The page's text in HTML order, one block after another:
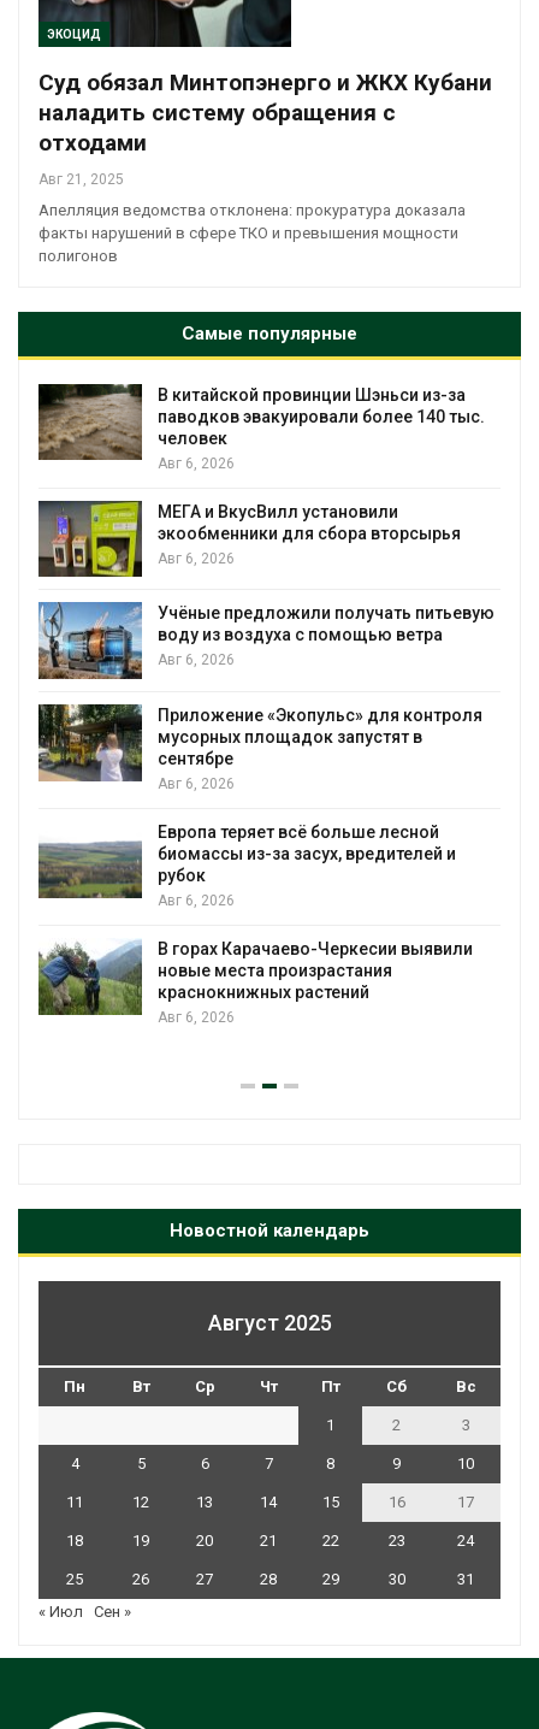
ЭКОЦИД
Суд обязал Минтопэнерго и ЖКХ Кубани
наладить систему обращения с
отходами
Авг 21, 2025
Апелляция ведомства отклонена: прокуратура доказала
факты нарушений в сфере ТКО и превышения мощности
полигонов
Самые популярные
Учёные научили салат производить
«животный» белок для растительного
мяса
Авг 6, 2026
Засуха в Индонезии увеличила
производство соли почти в 20 раз
Авг 6, 2026
В пяти странах Амазонии задержали
более 800 человек в ходе операции
против экологических преступлений
Новый порядок расчёта нарушений квот
на промышленные выбросы может
появиться в ближайшее время
В Ирбите начнут расчистку Ницы после
рекордного дождевого паводка
Авг 6, 2026
В Домодедове ликвидируют
последствия разлива химикатов после
пожара на складе
Авг 6, 2026
Новостной календарь
Август 2025
Пн Вт Ср Чт Пт Сб Вс
1 2 3
4 5 6 7 8 9 10
11 12 13 14 15 16 17
18 19 20 21 22 23 24
25 26 27 28 29 30
31
« Июл
Сен »